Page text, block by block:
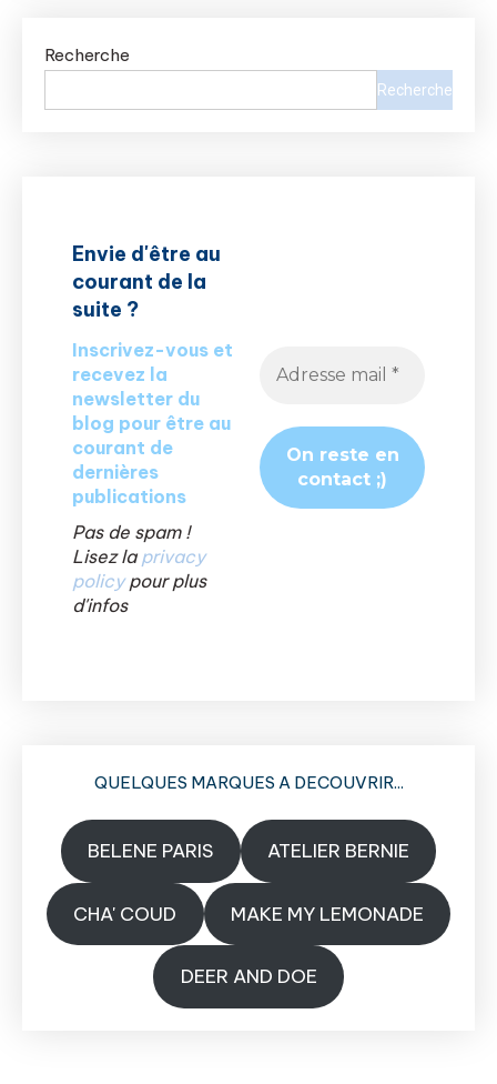
Recherche
Recherche
Envie d'être au
courant de la
suite ?
Inscrivez-vous et
recevez la
newsletter du
blog pour être au
courant de
dernières
publications
Pas de spam !
Lisez la privacy
policypour plus
d'infos
QUELQUES MARQUES A DECOUVRIR...
BELENE PARIS ATELIER BERNIE
CHA' COUD MAKE MY LEMONADE
DEER AND DOE